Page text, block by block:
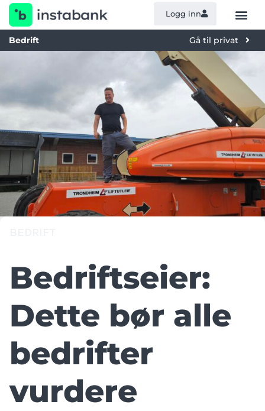
Logg inn
Bedrift Gå til privat
Bedriftseier:
Dette bør alle
bedrifter
vurdere